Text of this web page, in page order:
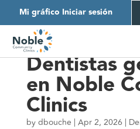
Mi gráfico Iniciar sesión
Ahora
Dentistas
en Noble
Clinics
bydbouche | Apr 2, 2026 |